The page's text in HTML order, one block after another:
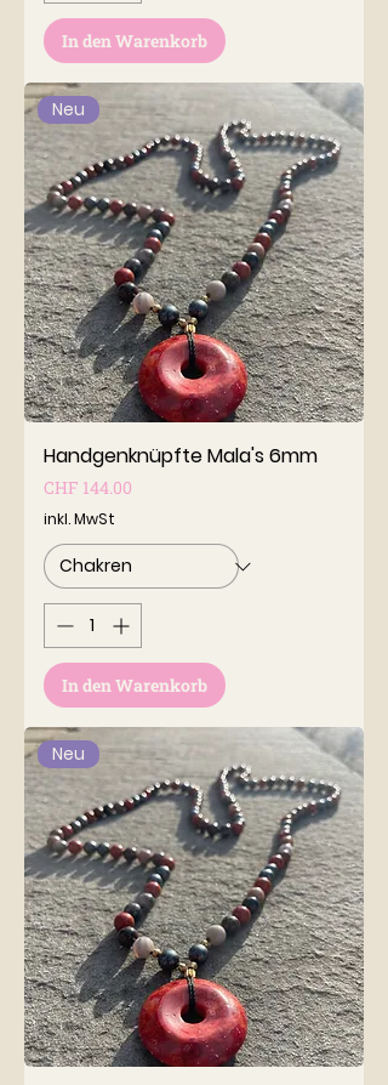
In den Warenkorb
Neu
Handgenknüpfte Mala's 6mm
Preis
CHF 144.00
inkl. MwSt
In den Warenkorb
Neu